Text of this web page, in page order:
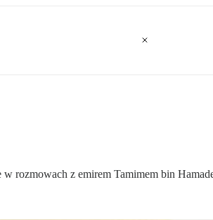
rozmowach z emirem Tamimem bin